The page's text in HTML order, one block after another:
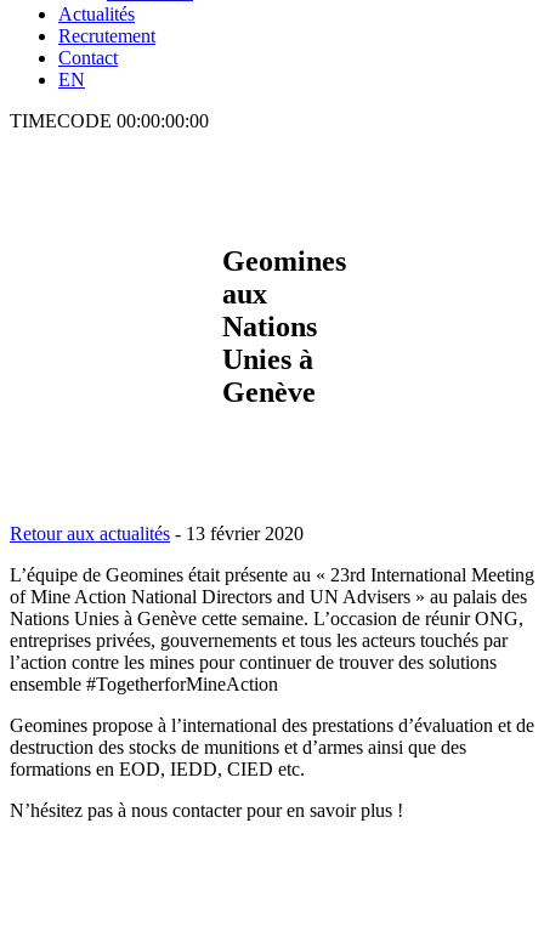
Actualités
Recrutement
Contact
EN
TIMECODE 00:00:00:00
Geomines
aux
Nations
Unies à
Genève
Retour aux actualités - 13 février 2020
L’équipe de Geomines était présente au « 23rd International Meeting
of Mine Action National Directors and UN Advisers » au palais des
Nations Unies à Genève cette semaine. L’occasion de réunir ONG,
entreprises privées, gouvernements et tous les acteurs touchés par
l’action contre les mines pour continuer de trouver des solutions
ensemble #TogetherforMineAction
Geomines propose à l’international des prestations d’évaluation et de
destruction des stocks de munitions et d’armes ainsi que des
formations en EOD, IEDD, CIED etc.
N’hésitez pas à nous contacter pour en savoir plus !